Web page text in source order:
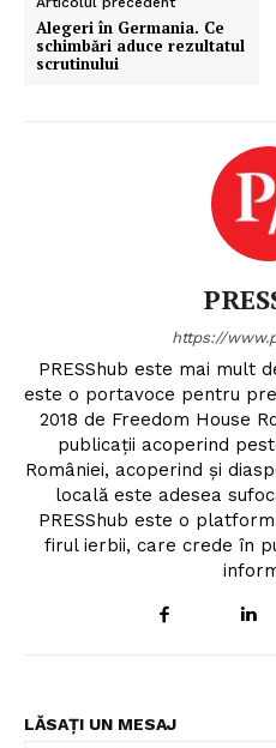
Alegeri în Germania. Ce
schimbări aduce rezultatul
scrutinului
https://
PRESShub este mai mult
este o portavoce pentru
2018 de Freedom House
publicații acoperind
României, acoperind și
locală este adesea
PRESShub este o
firul ierbii, care crede în
LĂSAȚI UN MESAJ